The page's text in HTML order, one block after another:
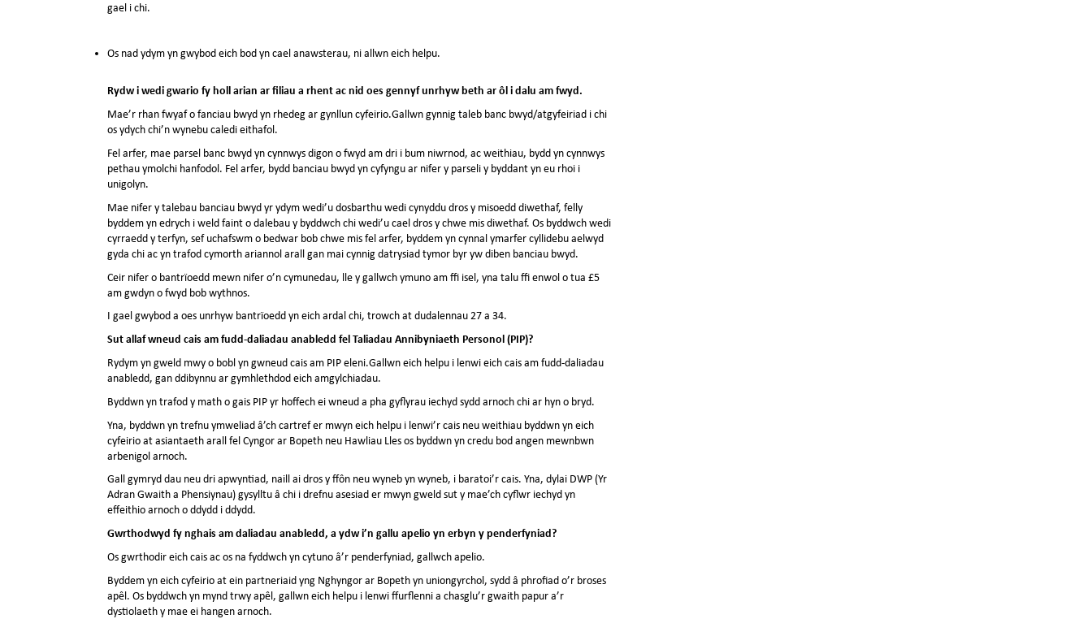
gael i chi.
Os nad ydym yn gwybod eich bod yn cael anawsterau, ni allwn eich helpu.
Rydw i wedi gwario fy holl arian ar filiau a rhent ac nid oes gennyf unrhyw beth ar ôl i dalu am fwyd.
Mae’r rhan fwyaf o fanciau bwyd yn rhedeg ar gynllun cyfeirio.Gallwn gynnig taleb banc bwyd/atgyfeiriad i chi
os ydych chi’n wynebu caledi eithafol.
Fel arfer, mae parsel banc bwyd yn cynnwys digon o fwyd am dri i bum niwrnod, ac weithiau, bydd yn cynnwys
pethau ymolchi hanfodol. Fel arfer, bydd banciau bwyd yn cyfyngu ar nifer y parseli y byddant yn eu rhoi i
unigolyn.
Mae nifer y talebau banciau bwyd yr ydym wedi’u dosbarthu wedi cynyddu dros y misoedd diwethaf, felly
byddem yn edrych i weld faint o dalebau y byddwch chi wedi’u cael dros y chwe mis diwethaf. Os byddwch wedi
cyrraedd y terfyn, sef uchafswm o bedwar bob chwe mis fel arfer, byddem yn cynnal ymarfer cyllidebu aelwyd
gyda chi ac yn trafod cymorth ariannol arall gan mai cynnig datrysiad tymor byr yw diben banciau bwyd.
Ceir nifer o bantrïoedd mewn nifer o’n cymunedau, lle y gallwch ymuno am ffi isel, yna talu ffi enwol o tua £5
am gwdyn o fwyd bob wythnos.
I gael gwybod a oes unrhyw bantrïoedd yn eich ardal chi, trowch at dudalennau 27 a 34.
Sut allaf wneud cais am fudd-daliadau anabledd fel Taliadau Annibyniaeth Personol (PIP)?
Rydym yn gweld mwy o bobl yn gwneud cais am PIP eleni.Gallwn eich helpu i lenwi eich cais am fudd-daliadau
anabledd, gan ddibynnu ar gymhlethdod eich amgylchiadau.
Byddwn yn trafod y math o gais PIP yr hoffech ei wneud a pha gyflyrau iechyd sydd arnoch chi ar hyn o bryd.
Yna, byddwn yn trefnu ymweliad â’ch cartref er mwyn eich helpu i lenwi’r cais neu weithiau byddwn yn eich
cyfeirio at asiantaeth arall fel Cyngor ar Bopeth neu Hawliau Lles os byddwn yn credu bod angen mewnbwn
arbenigol arnoch.
Gall gymryd dau neu dri apwyntiad, naill ai dros y ffôn neu wyneb yn wyneb, i baratoi’r cais. Yna, dylai DWP (Yr
Adran Gwaith a Phensiynau) gysylltu â chi i drefnu asesiad er mwyn gweld sut y mae’ch cyflwr iechyd yn
effeithio arnoch o ddydd i ddydd.
Gwrthodwyd fy nghais am daliadau anabledd, a ydw i’n gallu apelio yn erbyn y penderfyniad?
Os gwrthodir eich cais ac os na fyddwch yn cytuno â’r penderfyniad, gallwch apelio.
Byddem yn eich cyfeirio at ein partneriaid yng Nghyngor ar Bopeth yn uniongyrchol, sydd â phrofiad o’r broses
apêl. Os byddwch yn mynd trwy apêl, gallwn eich helpu i lenwi ffurflenni a chasglu’r gwaith papur a’r
dystiolaeth y mae ei hangen arnoch.